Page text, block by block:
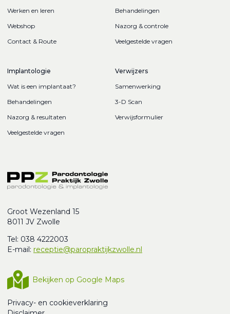
Werken en leren
Webshop
Contact & Route
Behandelingen
Nazorg & controle
Veelgestelde vragen
Implantologie
Wat is een implantaat?
Behandelingen
Nazorg & resultaten
Veelgestelde vragen
Verwijzers
Samenwerking
3-D Scan
Verwijsformulier
Groot Wezenland 15
8011 JV Zwolle
Tel: 038 4222003
E-mail: receptie@paropraktijkzwolle.nl
Bekijken op Google Maps
Privacy- en cookieverklaring